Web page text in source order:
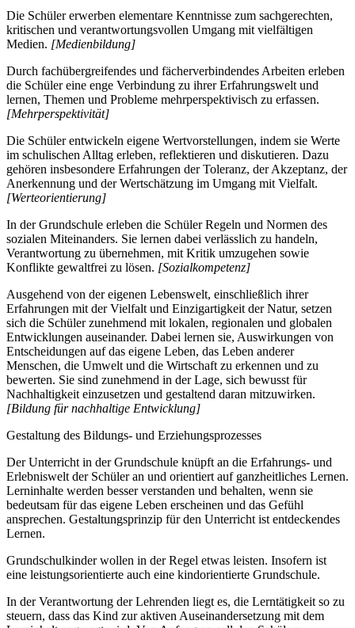
Die Schüler erwerben elementare Kenntnisse zum sachgerechten,
kritischen und verantwortungsvollen Umgang mit vielfältigen
Medien. [Medienbildung]
Durch fachübergreifendes und fächerverbindendes Arbeiten erleben
die Schüler eine enge Verbindung zu ihrer Erfahrungswelt und
lernen, Themen und Probleme mehrperspektivisch zu erfassen.
[Mehrperspektivität]
Die Schüler entwickeln eigene Wertvorstellungen, indem sie Werte
im schulischen Alltag erleben, reflektieren und diskutieren. Dazu
gehören insbesondere Erfahrungen der Toleranz, der Akzeptanz, der
Anerkennung und der Wertschätzung im Umgang mit Vielfalt.
[Werteorientierung]
In der Grundschule erleben die Schüler Regeln und Normen des
sozialen Miteinanders. Sie lernen dabei verlässlich zu handeln,
Verantwortung zu übernehmen, mit Kritik umzugehen sowie
Konflikte gewaltfrei zu lösen. [Sozialkompetenz]
Ausgehend von der eigenen Lebenswelt, einschließlich ihrer
Erfahrungen mit der Vielfalt und Einzigartigkeit der Natur, setzen
sich die Schüler zunehmend mit lokalen, regionalen und globalen
Entwicklungen auseinander. Dabei lernen sie, Auswirkungen von
Entscheidungen auf das eigene Leben, das Leben anderer
Menschen, die Umwelt und die Wirtschaft zu erkennen und zu
bewerten. Sie sind zunehmend in der Lage, sich bewusst für
Nachhaltigkeit einzusetzen und gestaltend daran mitzuwirken.
[Bildung für nachhaltige Entwicklung]
Gestaltung des Bildungs- und Erziehungsprozesses
Der Unterricht in der Grundschule knüpft an die Erfahrungs- und
Erlebniswelt der Schüler an und orientiert auf ganzheitliches Lernen.
Lerninhalte werden besser verstanden und behalten, wenn sie
bedeutsam für das eigene Leben erscheinen und das Gefühl
ansprechen. Gestaltungsprinzip für den Unterricht ist entdeckendes
Lernen.
Grundschulkinder wollen in der Regel etwas leisten. Insofern ist
eine leistungsorientierte auch eine kindorientierte Grundschule.
In der Verantwortung der Lehrenden liegt es, die Lerntätigkeit so zu
steuern, dass das Kind zur aktiven Auseinandersetzung mit dem